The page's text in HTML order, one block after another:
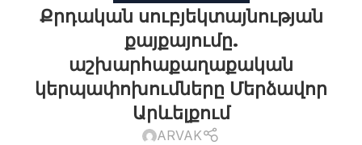
Քրդական սուբյեկտայնության
քայքայումը.
աշխարհաքաղաքական
կերպափոխումները Մերձավոր
Արևելքում
ARVAK